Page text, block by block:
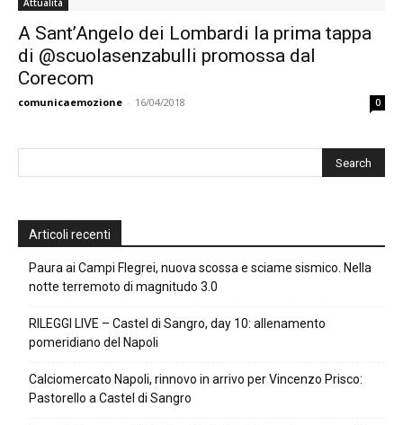
Attualità
A Sant’Angelo dei Lombardi la prima tappa
di @scuolasenzabulli promossa dal
Corecom
comunicaemozione - 16/04/2018 0
Articoli recenti
Paura ai Campi Flegrei, nuova scossa e sciame sismico. Nella
notte terremoto di magnitudo 3.0
RILEGGI LIVE – Castel di Sangro, day 10: allenamento
pomeridiano del Napoli
Calciomercato Napoli, rinnovo in arrivo per Vincenzo Prisco:
Pastorello a Castel di Sangro